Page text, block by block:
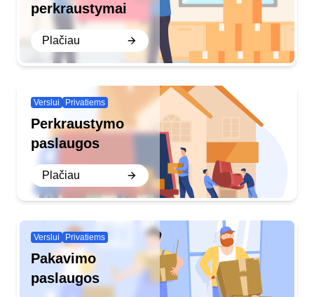
perkraustymai
Plačiau
Verslui Privatiems
Perkraustymo
paslaugos
Plačiau
Verslui Privatiems
Pakavimo
paslaugos